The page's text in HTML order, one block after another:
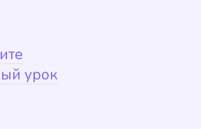
урок